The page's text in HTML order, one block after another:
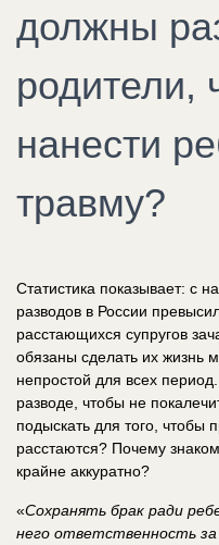
должны
родители,
нанести
травму?
Статистика показывает: с
разводов в России
расстающихся супругов
обязаны сделать их жизнь
непростой для всех
разводе, чтобы не
подыскать для того, чтобы
расстаются? Почему
крайне аккуратно?
«Сохранять брак ради
него ответственность